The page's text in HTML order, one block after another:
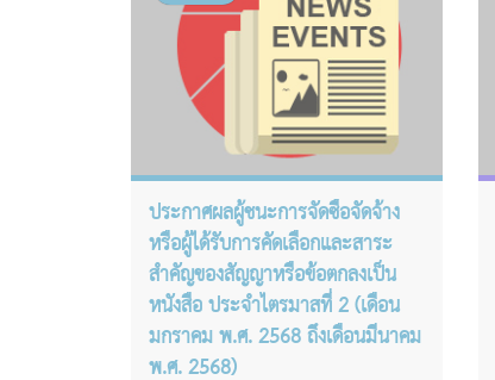
ประกาศผลผู้ชนะการจัดซื้อจัดจ้าง
หรือผู้ได้รับการคัดเลือกและสาระ
สำคัญของสัญญาหรือข้อตกลงเป็น
หนังสือ ประจำไตรมาสที่ 2 (เดือน
มกราคม พ.ศ. 2568 ถึงเดือนมีนาคม
พ.ศ. 2568)